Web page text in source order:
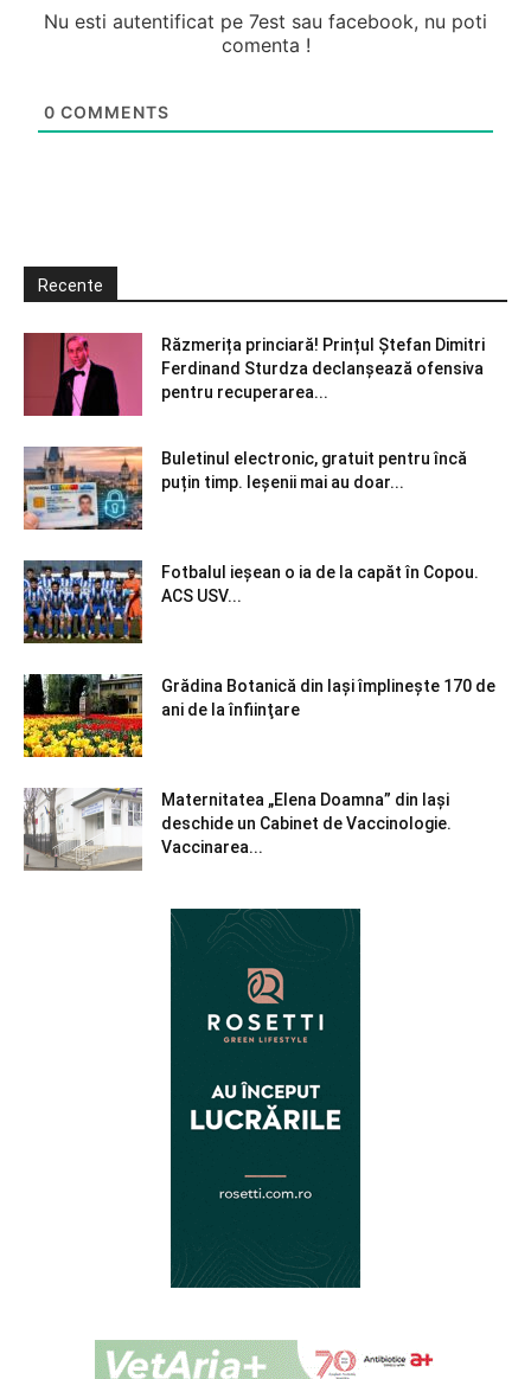
Nu esti autentificat pe 7est sau facebook, nu poti
comenta !
0 COMMENTS
Recente
Răzmerița princiară! Prințul Ștefan Dimitri
Ferdinand Sturdza declanșează ofensiva
pentru recuperarea...
Buletinul electronic, gratuit pentru încă
puțin timp. Ieșenii mai au doar...
Fotbalul ieșean o ia de la capăt în Copou.
ACS USV...
Grădina Botanică din Iaşi împlineşte 170 de
ani de la înfiinţare
Maternitatea „Elena Doamna” din Iași
deschide un Cabinet de Vaccinologie.
Vaccinarea...